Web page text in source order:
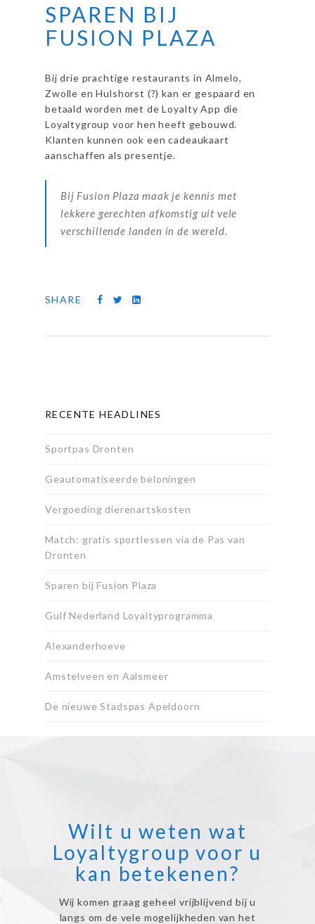
SPAREN BIJ
FUSION PLAZA
Bij drie prachtige restaurants in Almelo,
Zwolle en Hulshorst (?) kan er gespaard en
betaald worden met de Loyalty App die
Loyaltygroup voor hen heeft gebouwd.
Klanten kunnen ook een cadeaukaart
aanschaffen als presentje.
Bij Fusion Plaza maak je kennis met
lekkere gerechten afkomstig uit vele
verschillende landen in de wereld.
SHARE
RECENTE HEADLINES
Sportpas Dronten
Geautomatiseerde beloningen
Vergoeding dierenartskosten
Match: gratis sportlessen via de Pas van
Dronten
Sparen bij Fusion Plaza
Gulf Nederland Loyaltyprogramma
Alexanderhoeve
Amstelveen en Aalsmeer
De nieuwe Stadspas Apeldoorn
Wilt u weten wat
Loyaltygroup voor u
kan betekenen?
Wij komen graag geheel vrijblijvend bij u
langs om de vele mogelijkheden van het